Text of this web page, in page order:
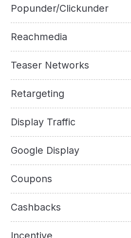
Popunder/Clickunder
Reachmedia
Teaser Networks
Retargeting
Display Traffic
Google Display
Coupons
Cashbacks
Incentive